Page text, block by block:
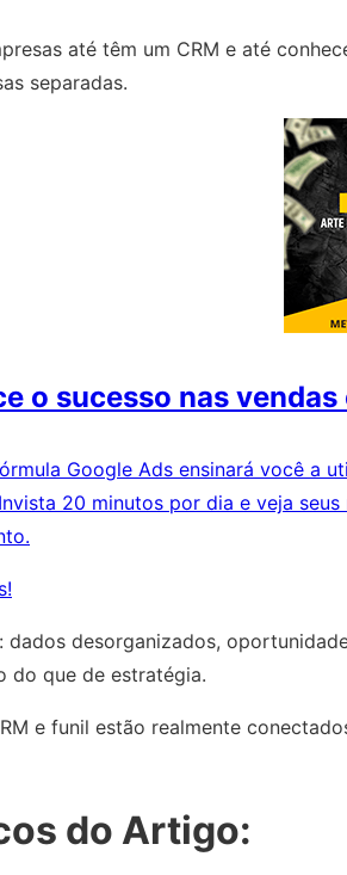
até têm um CRM e até
separadas.
o sucesso nas
Google Ads ensinará você a
20 minutos por dia e veja
dados desorganizados,
do que de estratégia.
e funil estão realmente
do Artigo: